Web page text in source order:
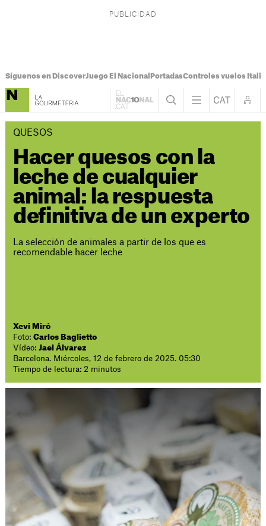
Síguenos en DiscoverJuego El Nacional PortadasControles vuelos Italia
QUESOS
Hacer quesos con la
leche de cualquier
animal: la respuesta
definitiva de un experto
La selección de animales a partir de los que es
recomendable hacer leche
Xevi Miró
Foto:Carlos Baglietto
Vídeo:Jael Álvarez
Barcelona. Miércoles, 12 de febrero de 2025. 05:30
Tiempo de lectura: 2 minutos